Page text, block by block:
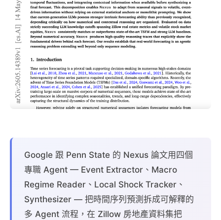
Google 跟 Penn State 的 Nexus 論文用四個
專職 Agent — Event Extractor、Macro
Regime Reader、Local Shock Tracker、
Synthesizer — 把時間序列預測拆成可解釋的
多 Agent 流程，在 Zillow 房地產資料集把